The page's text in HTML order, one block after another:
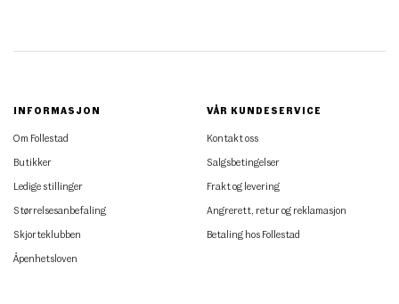
INFORMASJON
Om Follestad
Butikker
Ledige stillinger
Størrelsesanbefaling
Skjorteklubben
Åpenhetsloven
VÅR KUNDESERVICE
Kontakt oss
Salgsbetingelser
Frakt og levering
Angrerett, retur og reklamasjon
Betaling hos Follestad